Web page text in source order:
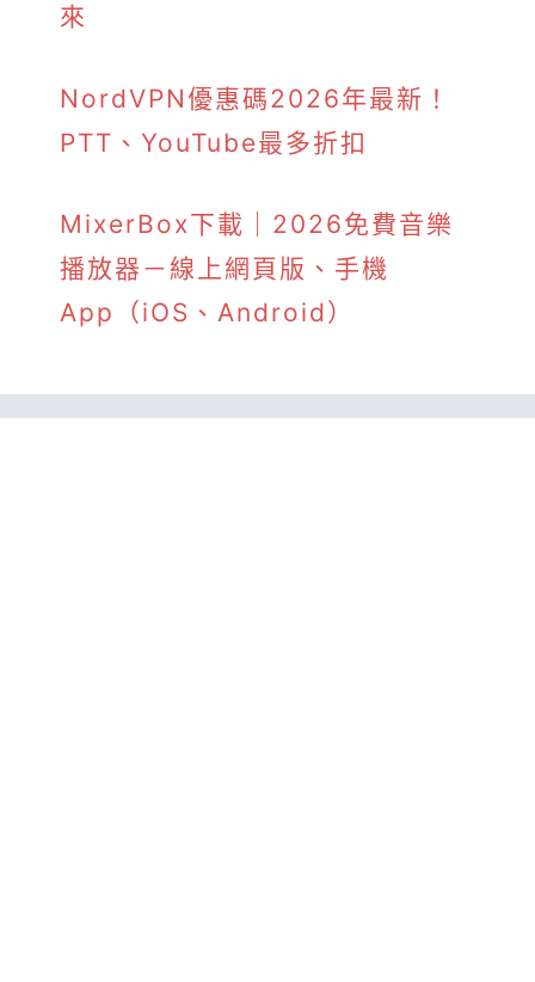
來
NordVPN優惠碼2026年最新！
PTT、YouTube最多折扣
MixerBox下載｜2026免費音樂
播放器－線上網頁版、手機
App（iOS、Android）